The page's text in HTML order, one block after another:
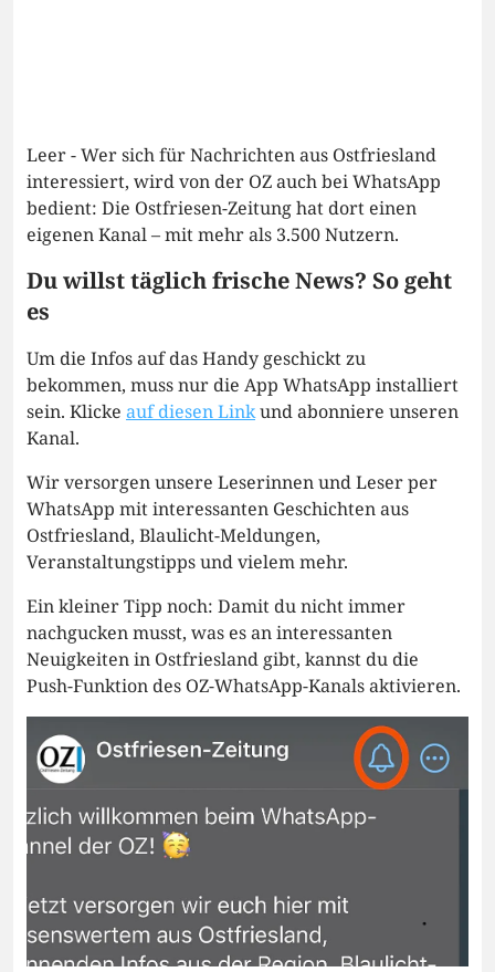
Leer - Wer sich für Nachrichten aus Ostfriesland
interessiert, wird von der OZ auch bei WhatsApp
bedient: Die Ostfriesen-Zeitung hat dort einen
eigenen Kanal – mit mehr als 3.500 Nutzern.
Du willst täglich frische News? So geht
es
Um die Infos auf das Handy geschickt zu
bekommen, muss nur die App WhatsApp installiert
sein. Klicke auf diesen Linkund abonniere unseren
Kanal.
Wir versorgen unsere Leserinnen und Leser per
WhatsApp mit interessanten Geschichten aus
Ostfriesland, Blaulicht-Meldungen,
Veranstaltungstipps und vielem mehr.
Ein kleiner Tipp noch: Damit du nicht immer
nachgucken musst, was es an interessanten
Neuigkeiten in Ostfriesland gibt, kannst du die
Push-Funktion des OZ-WhatsApp-Kanals aktivieren.